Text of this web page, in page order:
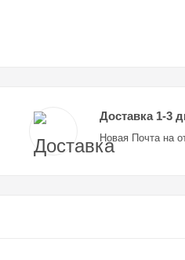
Доставка 1-3
Новая Почта на